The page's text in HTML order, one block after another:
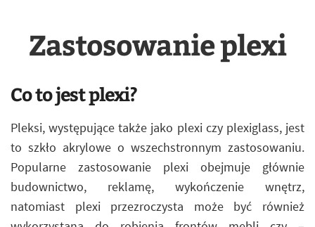
Zastosowanie plexi
Co to jest plexi?
Pleksi, występujące także jako plexi czy plexiglass, jest
to szkło akrylowe o wszechstronnym zastosowaniu.
Popularne zastosowanie plexi obejmuje głównie
budownictwo, reklamę, wykończenie wnętrz,
natomiast plexi przezroczysta może być również